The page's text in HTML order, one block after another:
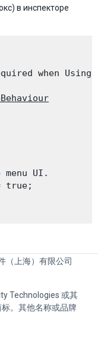
в инспекторе
when Using
menu UI.
true;
（上海）有限公司
Technologies 或其
。其他名称或品牌